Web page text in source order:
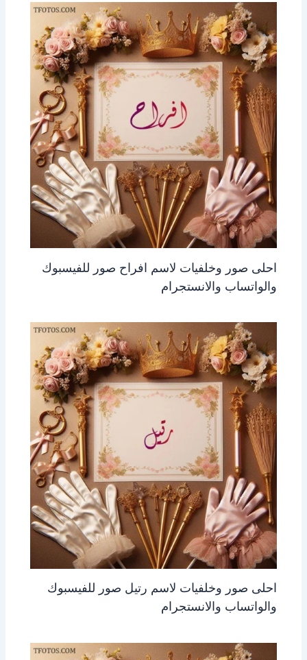
احلى صور وخلفيات لاسم افراح صور للفيسبوك
والواتساب والانستجرام
احلى صور وخلفيات لاسم رتيل صور للفيسبوك
والواتساب والانستجرام